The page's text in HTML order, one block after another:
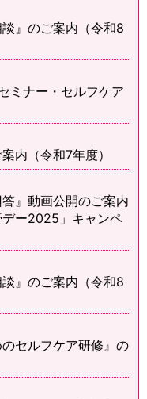
』のご案内（令和8
ミナー・セルフケア
内（令和7年度）
』動画公開のご案内
デー2025」キャンペ
』のご案内（令和8
セルフケア研修』の